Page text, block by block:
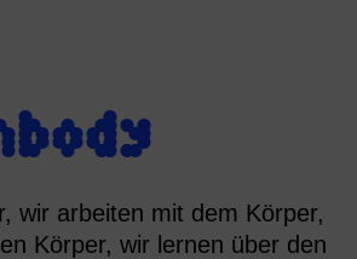
wir arbeiten mit dem Körper,
Körper, wir lernen über den